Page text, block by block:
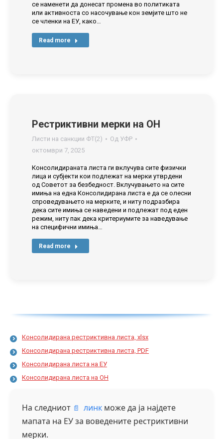
се наменети да донесат промена во политиката
или активноста со насочување кон земјите што не
се членки на ЕУ, како…
Read more
Рестриктивни мерки на ОН
Листи на санкции ФТ(2) Од УФР
октомври 7, 2025
Консолидираната листа ги вклучува сите физички
лица и субјекти кои подлежат на мерки утврдени
од Советот за безбедност. Вклучувањето на сите
имиња на една Консолидирана листа е да се олесни
спроведувањето на мерките, и ниту подразбира
дека сите имиња се наведени и подлежат под еден
режим, ниту пак дека критериумите за наведување
на специфични имиња…
Read more
Консолидирана рестриктивна листа, xlsx
Консолидирана рестриктивна листа, PDF
Консолидирана листа на ЕУ
Консолидирана листа на ОН
На следниот линк може да ја најдете
мапата на ЕУ за воведените рестриктивни
мерки.